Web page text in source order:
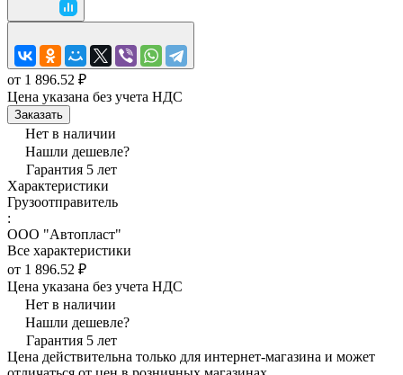
от 1 896.52 ₽
Цена указана без учета НДС
Заказать
Нет в наличии
Нашли дешевле?
Гарантия 5 лет
Характеристики
Грузоотправитель
:
ООО "Автопласт"
Все характеристики
от 1 896.52 ₽
Цена указана без учета НДС
Нет в наличии
Нашли дешевле?
Гарантия 5 лет
Цена действительна только для интернет-магазина и может